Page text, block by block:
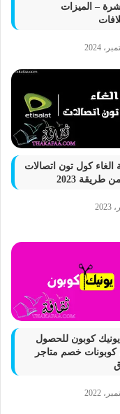
– الميزات
الغاء كول تون اتصالات
طريقة 2023
كوبون للحصول
كوبونات خصم متاجر